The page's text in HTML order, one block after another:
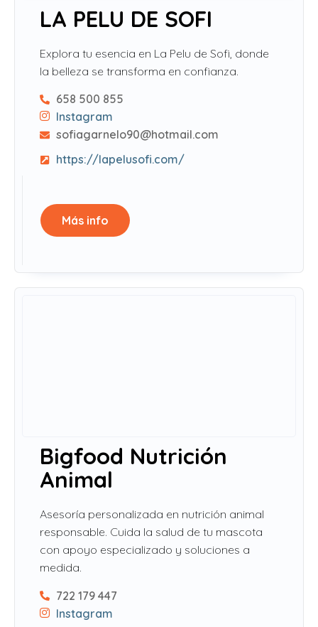
LA PELU DE SOFI
Explora tu esencia en La Pelu de Sofi, donde
la belleza se transforma en confianza.
658 500 855
Instagram
sofiagarnelo90@hotmail.com
https://lapelusofi.com/
Más info
Bigfood Nutrición
Animal
Asesoría personalizada en nutrición animal
responsable. Cuida la salud de tu mascota
con apoyo especializado y soluciones a
medida.
722 179 447
Instagram